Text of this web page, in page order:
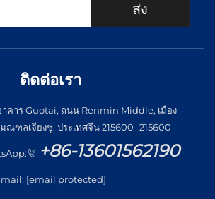
ส่ง
ติดต่อเรา
าคาร Guotai, ถนน Renmin Middle, เมือง
ฑลเจียงซู, ประเทศจีน 215600 -215600
+86-13601562190
[email protected]